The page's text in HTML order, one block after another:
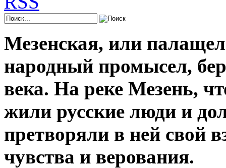
Мезенская, или
народный промысел,
века. На реке Мезень,
жили русские люди и
претворяли в ней свой
чувства и верования.